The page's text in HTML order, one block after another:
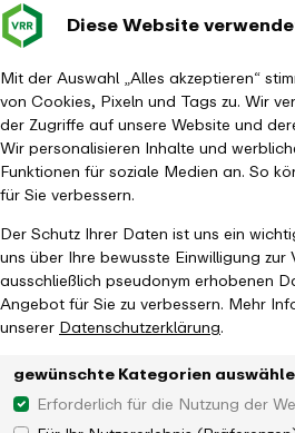
Diese Website
Mit der Auswahl „Alles akzeptieren“
von Cookies, Pixeln und Tags zu. Wir
der Zugriffe auf unsere Website und
Wir personalisieren Inhalte und
Funktionen für soziale Medien an. So
für Sie verbessern.
Der Schutz Ihrer Daten ist uns ein
uns über Ihre bewusste Einwilligung
ausschließlich pseudonym erhobenen
Angebot für Sie zu verbessern. Mehr
unsererDatenschutzerklärung.
gewünschte Kategorien
Erforderlich für die Nutzung der
Verkehrsverbund